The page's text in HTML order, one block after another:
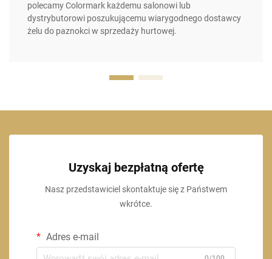
polecamy Colormark każdemu salonowi lub
dystrybutorowi poszukującemu wiarygodnego dostawcy
żelu do paznokci w sprzedaży hurtowej.
Uzyskaj bezpłatną ofertę
Nasz przedstawiciel skontaktuje się z Państwem
wkrótce.
Adres e-mail